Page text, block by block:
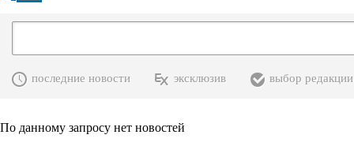
последние новости эксклюзив выбор редакции
По данному запросу нет новостей